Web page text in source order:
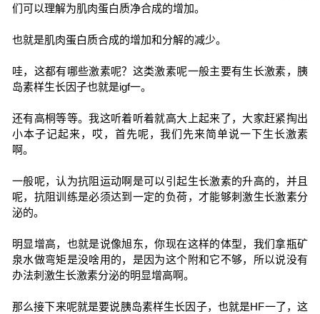
们可以理解为肌肉蛋白质净合成的增加。
也就是肌肉蛋白质合成的增加和分解的减少。
哇，这都有哪些激素呢？这类激素呢一般主要有生长激素，胰
岛素样生长因子也就是igf一。
还有高桐等等。我这听着听着就高大上起来了，大家赶紧掏出
小本子记起来，哎，首先呢，我们先来简单说一下生长激素
啊。
一般呢，认为抗阻运动啊是可以引起生长激素的升高的，并且
呢，抗阻训练是必须达到一定的负荷，才能够刺激生长激素分
泌的。
明显增高，也就是说像旭东，你现在这样的体型，我们拿瓶矿
泉水做弯矩是没啥用的，是因为这个附和它不够，所以说没有
办法刺激生长激素分泌的明显增高啊。
那么接下来呢就是要说胰岛素样生长因子，也就是HF一了，这